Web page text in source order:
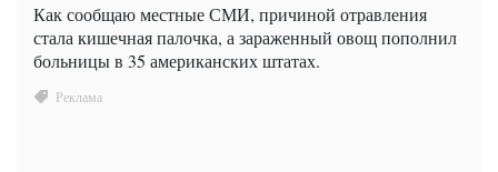
Как сообщаю местные СМИ, причиной отравления
стала кишечная палочка, а зараженный овощ пополнил
больницы в 35 американских штатах.